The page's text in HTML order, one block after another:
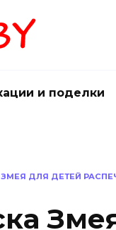
и поделки
ЗМЕЯ ДЛЯ ДЕТЕЙ